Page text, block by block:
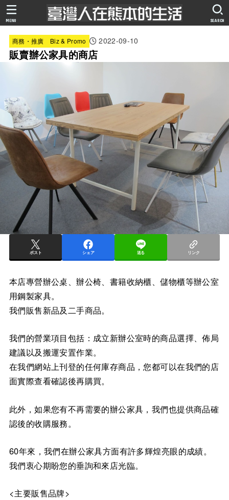
SEARCH
MENU
商務・推廣 Biz & Promo 2022-09-10
販賣辦公家具的商店
ポスト シェア 送る リンク
本店專營辦公桌、辦公椅、書籍收納櫃、儲物櫃等辦公室
用鋼製家具。
我們販售新品及二手商品。
我們的營業項目包括：成立新辦公室時的商品選擇、佈局
建議以及搬運安置作業。
在我們網站上刊登的任何庫存商品，您都可以在我們的店
面實際查看確認後再購買。
此外，如果您有不再需要的辦公家具，我們也提供商品確
認後的收購服務。
60年來，我們在辦公家具方面有許多輝煌亮眼的成績。
我們衷心期盼您的垂詢和來店光臨。
<主要販售品牌>